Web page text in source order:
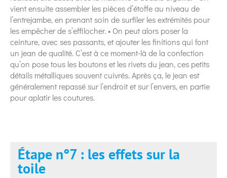
vient ensuite assembler les pièces d’étoffe au niveau de
l’entrejambe, en prenant soin de surfiler les extrémités pour
les empêcher de s’effilocher. • On peut alors poser la
ceinture, avec ses passants, et ajouter les finitions qui font
un jean de qualité. C’est à ce moment-là de la confection
qu’on pose tous les boutons et les rivets du jean, ces petits
détails métalliques souvent cuivrés. Après ça, le jean est
généralement repassé sur l’endroit et sur l’envers, en partie
pour aplatir les coutures.
Étape n°7 : les effets sur la
toile